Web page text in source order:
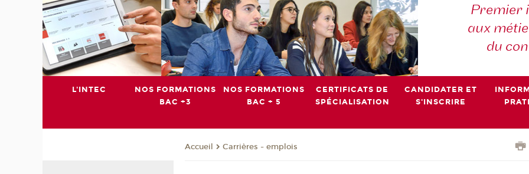
Premier
aux
du
L'INTEC
NOS FORMATIONS
BAC +3
NOS FORMATIONS
BAC + 5
CERTIFICATS DE
SPÉCIALISATION
CANDIDATER ET
S'INSCRIRE
Accueil Carrières - emplois